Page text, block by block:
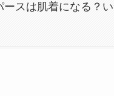
ースは肌着になる？